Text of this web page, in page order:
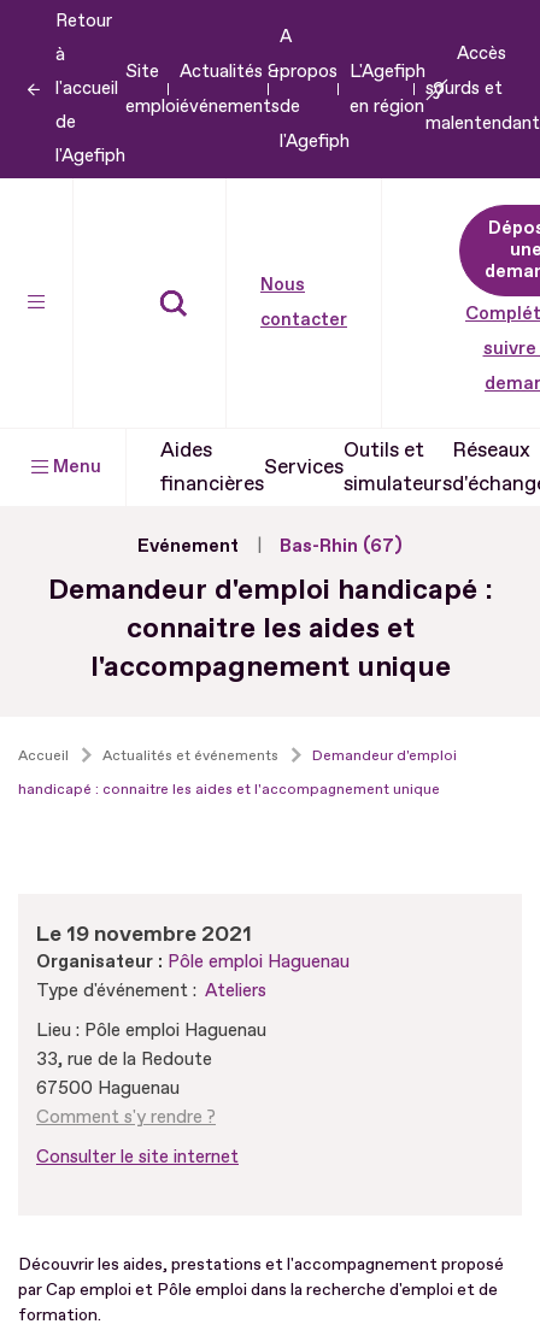
contenu
Retour
à
l'accueil
de
l'Agefiph
Site
emploi
Actualités &
événements
A
propos
de
l'Agefiph
L'Agefiph
en région
Accès
sourds et
Nous
contacter
suivre
Menu
Aides
financières
Services
Outils et
simulateurs
Réseaux
Evénement Bas-Rhin (67)
Demandeur d'emploi handicapé :
connaitre les aides et
l'accompagnement unique
Accueil Actualités et événements
Demandeur d'emploi
handicapé : connaitre les aides et l'accompagnement unique
Le 19 novembre 2021
Organisateur : Pôle emploi Haguenau
Type d'événement : Ateliers
Lieu : Pôle emploi Haguenau
33, rue de la Redoute
67500 Haguenau
Comment s'y rendre ?
Consulter le site internet
Découvrir les aides, prestations et l'accompagnement proposé
par Cap emploi et Pôle emploi dans la recherche d'emploi et de
formation.